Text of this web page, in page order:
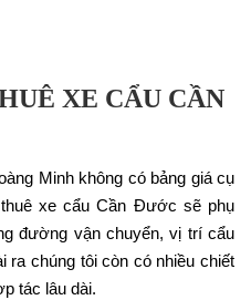
XE CẨU CẦN
Minh không có bảng giá cụ
xe cẩu Cần Đước sẽ phụ
đường vận chuyển, vị trí cẩu
ra chúng tôi còn có nhiều chiết
tác lâu dài.